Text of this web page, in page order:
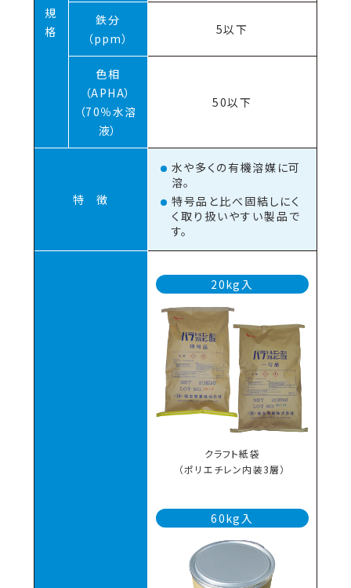
規
格
鉄分
（ppm）
5以下
色相
（APHA）
（70％水溶
液）
50以下
特 徴
水や多くの有機溶媒に可
溶。
特号品と比べ固結しにく
く取り扱いやすい製品で
す。
20kg入
クラフト紙袋
（ポリエチレン内装3層）
60kg入